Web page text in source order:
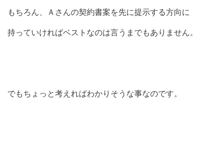
もちろん、Ａさんの契約書案を先に提示する方向に
持っていければベストなのは言うまでもありません。
でもちょっと考えればわかりそうな事なのです。